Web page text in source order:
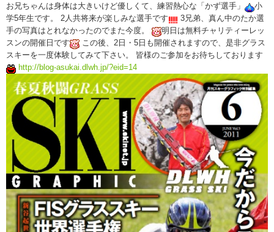
お兄ちゃんは身体は大きいけど優しくて、練習熱心な「かず選手」
小
学5年生です。 2人共将来が楽しみな選手です
3兄弟、真ん中のたか選
手の写真はとれなかったのでまた今度。
明日は無料チャリティーレッ
スンの開催日です
この後、2日・5日も開催されますので、是非グラス
スキーを一度体験してみて下さい。 皆様のご参加をお待ちしております
http://blog-asukai.dlwh.jp/?eid=14